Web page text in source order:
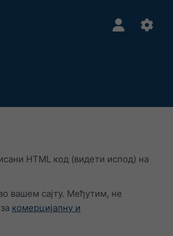
HTML код (видети испод) на
вашем сајту. Међутим, не
комерцијалну и